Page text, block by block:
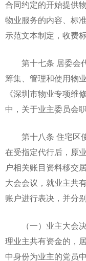
合同约定的开始提供
物业服务的内容、标
示范文本制定，收费
第十七条 居委会代
筹集、管理和使用物
《深圳市物业专项维
中，关于业主委员会
第十八条 住宅区使
在受指定代行后，原
户相关账目资料移交
大会会议，就业主共
账户进行表决，并分
（一）业主大会决
理业主共有资金的，
中身份为业主的党员